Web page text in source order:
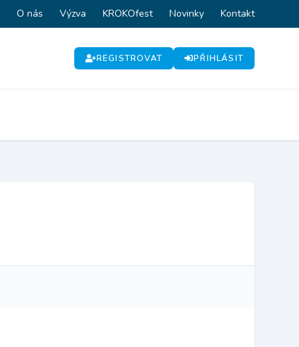
O nás Výzva KROKOfest Novinky Kontakt
REGISTROVAT PŘIHLÁSIT